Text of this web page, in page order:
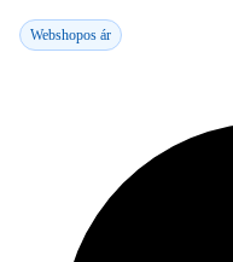
Webshopos ár